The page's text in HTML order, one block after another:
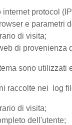
internet protocol
e parametri
di visita;
di provenienza
sono
raccolte nei log
di visita;
dell'utente;